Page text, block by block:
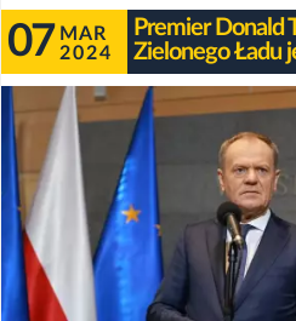
07 MAR
2024
Premier Donald
Zielonego Ładu